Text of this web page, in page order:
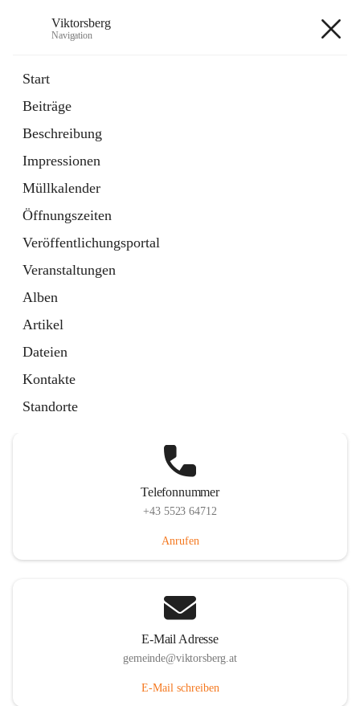
Viktorsberg
Navigation
Start
Beiträge
Beschreibung
Impressionen
Müllkalender
Öffnungszeiten
Veröffentlichungsportal
Veranstaltungen
Alben
Artikel
Dateien
Kontakte
Standorte
1 Schnellzugriff
Bürgerservice
10 Schnellzugriffe
Telefonnummer
+43 5523 64712
Anrufen
E-Mail Adresse
gemeinde@viktorsberg.at
E-Mail schreiben